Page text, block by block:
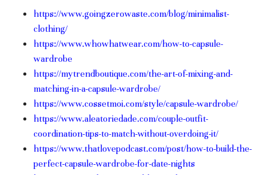
https://www.goingzerowaste.com/blog/minimalist-
clothing/
https://www.whowhatwear.com/how-to-capsule-
wardrobe
https://mytrendboutique.com/the-art-of-mixing-and-
matching-in-a-capsule-wardrobe/
https://www.cossetmoi.com/style/capsule-wardrobe/
https://www.aleatoriedade.com/couple-outfit-
coordination-tips-to-match-without-overdoing-it/
https://www.thatlovepodcast.com/post/how-to-build-the-
perfect-capsule-wardrobe-for-date-nights